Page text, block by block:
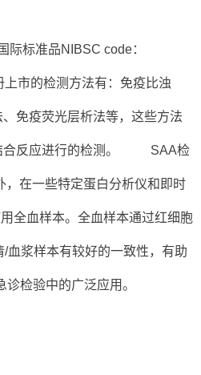
际标准品NIBSC code：
市的检测方法有：免疫比浊
免疫荧光层析法等，这些方法
合反应进行的检测。 SAA检
，在一些特定蛋白分析仪和即时
全血样本。全血样本通过红细胞
血浆样本有较好的一致性，有助
检验中的广泛应用。